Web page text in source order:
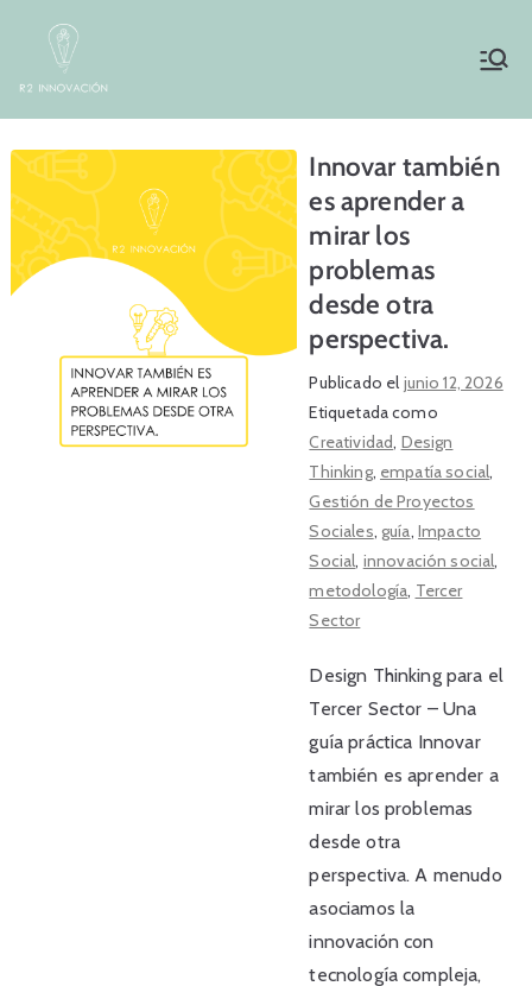
contenido
Innovar también
es aprender a
mirar los
problemas
desde otra
perspectiva.
Publicado el junio 12, 2026
Etiquetada como
Creatividad, Design
Thinking, empatía social,
Gestión de Proyectos
Sociales,guía, Impacto
Social, innovación social,
metodología, Tercer
Sector
Design Thinking para el
Tercer Sector – Una
guía práctica Innovar
también es aprender a
mirar los problemas
desde otra
perspectiva. A menudo
asociamos la
innovación con
tecnología compleja,